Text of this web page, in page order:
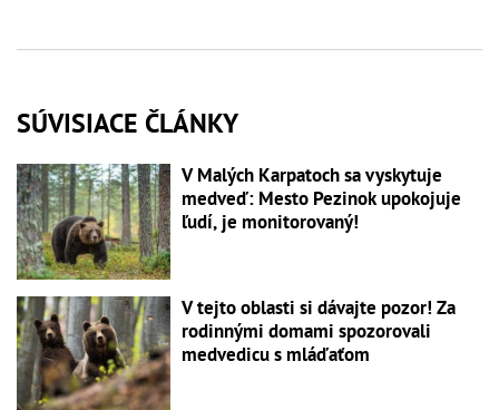
SÚVISIACE ČLÁNKY
V Malých Karpatoch sa vyskytuje
medveď: Mesto Pezinok upokojuje
ľudí, je monitorovaný!
V tejto oblasti si dávajte pozor! Za
rodinnými domami spozorovali
medvedicu s mláďaťom